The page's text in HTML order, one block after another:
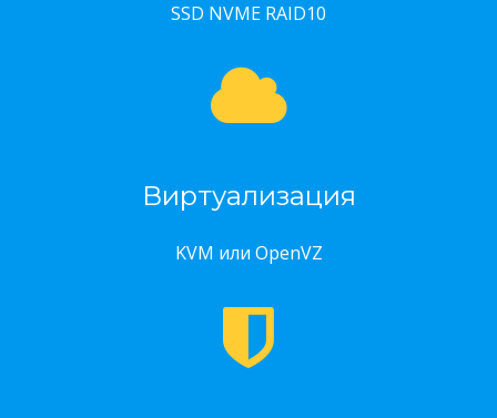
SSD NVME RAID10
Виртуализация
KVM или OpenVZ